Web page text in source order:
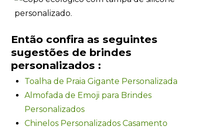
Então confira as seguintes
sugestões de brindes
personalizados :
Toalha de Praia Gigante Personalizada
Almofada de Emoji para Brindes
Personalizados
Chinelos Personalizados Casamento